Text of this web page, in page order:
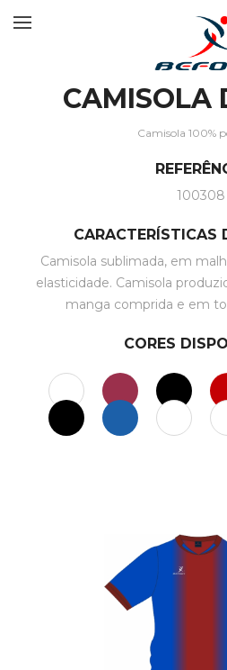
CAMISOLA
Camisola 100%
100308
CARACTERÍSTICAS
Camisola sublimada, em
elasticidade. Camisola
manga comprida e em
CORES